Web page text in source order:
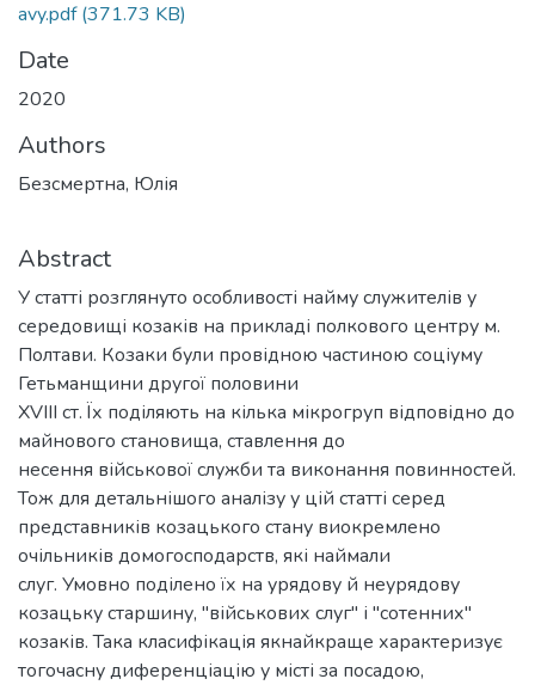
avy.pdf(371.73 KB)
Date
2020
Authors
Безсмертна, Юлія
Abstract
У статті розглянуто особливості найму служителів у
середовищі козаків на прикладі полкового центру м.
Полтави. Козаки були провідною частиною соціуму
Гетьманщини другої половини
XVIII ст. Їх поділяють на кілька мікрогруп відповідно до
майнового становища, ставлення до
несення військової служби та виконання повинностей.
Тож для детальнішого аналізу у цій статті серед
представників козацького стану виокремлено
очільників домогосподарств, які наймали
слуг. Умовно поділено їх на урядову й неурядову
козацьку старшину, "військових слуг" і "сотенних"
козаків. Така класифікація якнайкраще характеризує
тогочасну диференціацію у місті за посадою,